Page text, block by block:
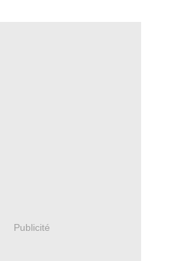
Publicité